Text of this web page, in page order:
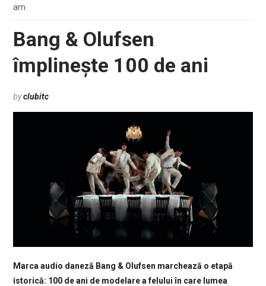
am
Bang & Olufsen
împlinește 100 de ani
byclubitc
Marca audio daneză Bang & Olufsen marchează o etapă
istorică: 100 de ani de modelare a felului în care lumea